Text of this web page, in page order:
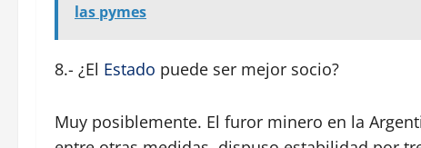
las pymes
8.- ¿El Estado puede ser mejor socio?
Muy posiblemente. El furor minero en la